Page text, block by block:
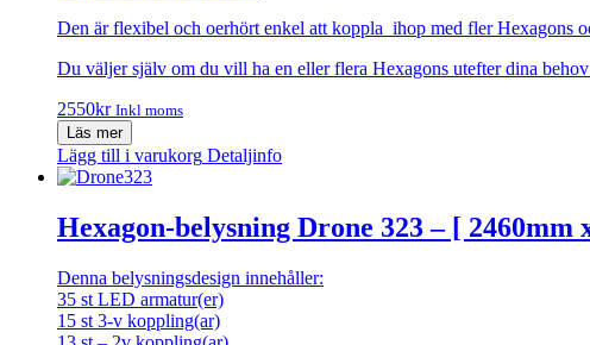
Den är flexibel och oerhört enkel att koppla ihop med fler Hexagons
Du väljer själv om du vill ha en eller flera Hexagons utefter dina
2550kr Inkl moms
Läs mer
Lägg till i varukorg Detaljinfo
Hexagon-belysning Drone 323 – [ 2460mm
Denna belysningsdesign innehåller:
35 st LED armatur(er)
15 st 3-v koppling(ar)